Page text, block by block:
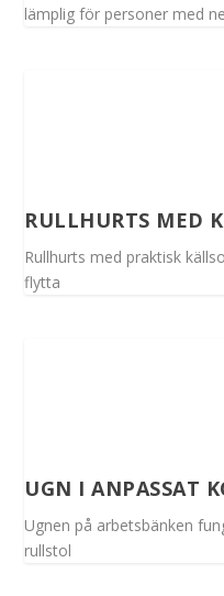
lämplig för personer med
RULLHURTS MED
Rullhurts med praktisk
flytta
UGN I ANPASSAT
Ugnen på arbetsbänken
rullstol